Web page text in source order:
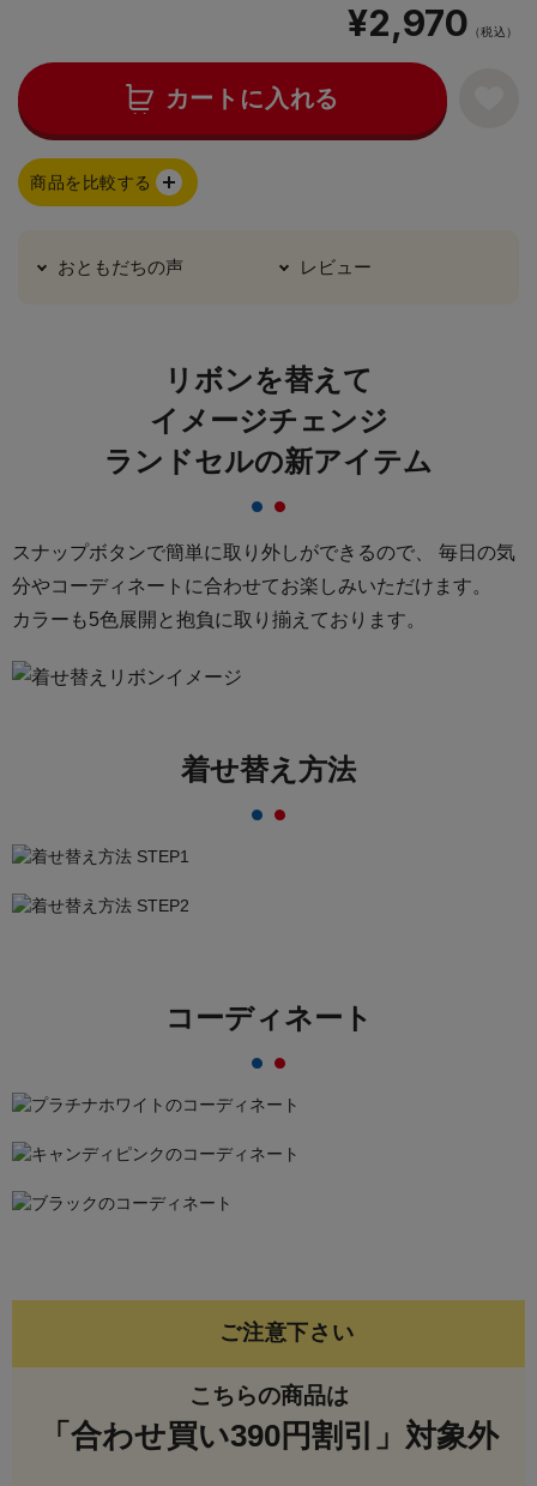
¥2,970 （税込）
カートに入れる
商品を比較する
おともだちの声 レビュー
リボンを替えて
イメージチェンジ
ランドセルの新アイテム
スナップボタンで簡単に取り外しができるので、
毎日の気
分やコーディネートに合わせてお楽しみいただけます。
カラーも5色展開と抱負に取り揃えております。
着せ替え方法
コーディネート
ご注意下さい
こちらの商品は
「合わせ買い390円割引」対象外